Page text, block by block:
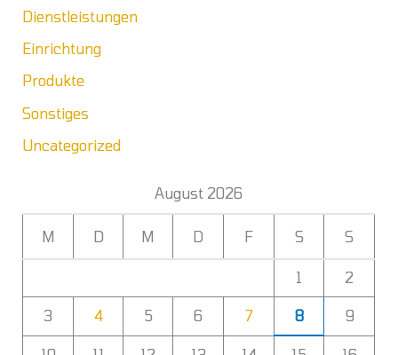
Dienstleistungen
Einrichtung
Produkte
Sonstiges
Uncategorized
August 2026
M D M D F S S
1 2
3 4 5 6 7 8 9